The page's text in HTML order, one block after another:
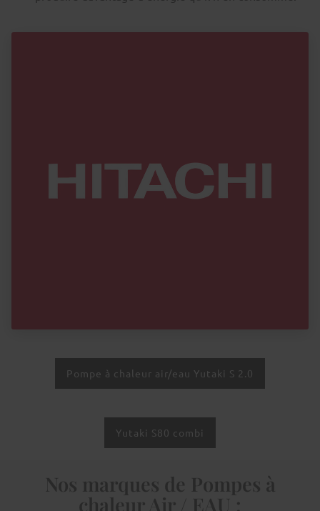
Pompe à chaleur air/eau Yutaki S 2.0
Yutaki S80 combi
Nos marques de Pompes à
chaleur Air / EAU :